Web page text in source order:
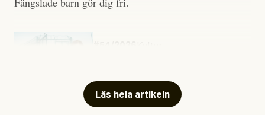
Läs hela artikeln